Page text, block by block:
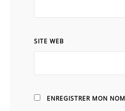
SITE WEB
ENREGISTRER MON